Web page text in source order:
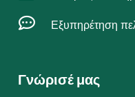
 Εξυπηρέτηση
Γνώρισέ μας